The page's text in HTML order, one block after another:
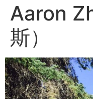
Aaron
斯）